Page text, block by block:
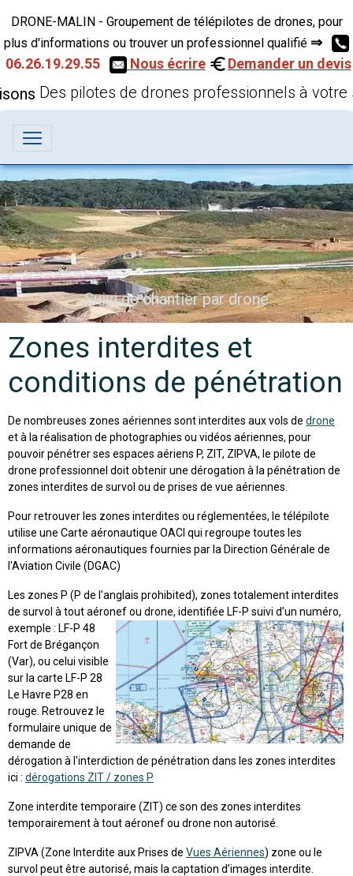
DRONE-MALIN - Groupement de télépilotes de drones, pour
plus d'informations ou trouver un professionnel qualifié ⇒
06.26.19.29.55
Nous écrire Demander un devis
Des pilotes de drones professionnels à votre
Suivi de chantier par drone
Zones interdites et
conditions de pénétration
De nombreuses zones aériennes sont interdites aux vols de drone
et à la réalisation de photographies ou vidéos aériennes, pour
pouvoir pénétrer ses espaces aériens P, ZIT, ZIPVA, le pilote de
drone professionnel doit obtenir une dérogation à la pénétration de
zones interdites de survol ou de prises de vue aériennes.
Pour retrouver les zones interdites ou réglementées, le télépilote
utilise une Carte aéronautique OACI qui regroupe toutes les
informations aéronautiques fournies par la Direction Générale de
l'Aviation Civile (DGAC)
Les zones P (P de l'anglais prohibited), zones totalement interdites
de survol à tout aéronef ou drone, identifiée LF-P suivi d’un numéro,
exemple : LF-P 48
Fort de Brégançon
(Var), ou celui visible
sur la carte LF-P 28
Le Havre P28 en
rouge. Retrouvez le
formulaire unique de
demande de
dérogation à l'interdiction de pénétration dans les zones interdites
ici : dérogations ZIT / zones P
Zone interdite temporaire (ZIT) ce son des zones interdites
temporairement à tout aéronef ou drone non autorisé.
ZIPVA (Zone Interdite aux Prises de Vues Aériennes) zone ou le
survol peut être autorisé, mais la captation d’images interdite.